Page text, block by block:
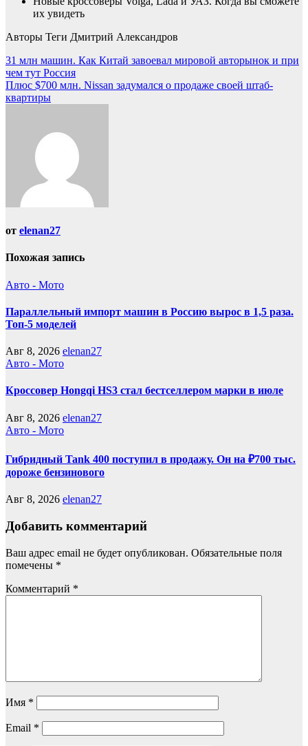
их увидеть
Авторы Теги Дмитрий Александров
Навигация
по
записям
31 млн машин. Как Китай завоевал мировой авторынок и при
чем тут Россия
Плюс $700 млн. Nissan задумался о продаже своей штаб-
квартиры
от elenan27
Похожая запись
Авто - Мото
Параллельный импорт машин в Россию вырос в 1,5 раза.
Топ-5 моделей
Авг 8, 2026 elenan27
Авто - Мото
Кроссовер Hongqi HS3 стал бестселлером марки в июле
Авг 8, 2026 elenan27
Авто - Мото
Гибридный Tank 400 поступил в продажу. Он на ₽700 тыс.
дороже бензинового
Авг 8, 2026 elenan27
Добавить комментарий
Ваш адрес email не будет опубликован. Обязательные поля
помечены *
Комментарий *
Имя *
Email *